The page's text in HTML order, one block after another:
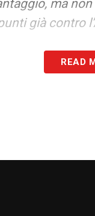
ma
già contro
trasmetterti le
READ